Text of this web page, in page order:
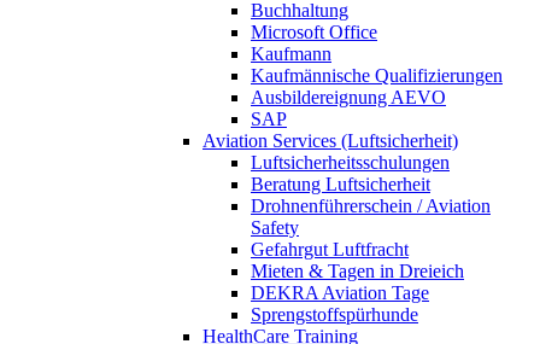
Buchhaltung
Microsoft Office
Kaufmann
Kaufmännische Qualifizierungen
Ausbildereignung AEVO
SAP
Aviation Services (Luftsicherheit)
Luftsicherheitsschulungen
Beratung Luftsicherheit
Drohnenführerschein / Aviation
Safety
Gefahrgut Luftfracht
Mieten & Tagen in Dreieich
DEKRA Aviation Tage
Sprengstoffspürhunde
HealthCare Training